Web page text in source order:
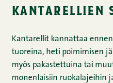
kantarellien
Kantarellit kannattaa
tuoreina, heti poimimisen
myös pakastettuina tai
monenlaisiin ruokalajeihin